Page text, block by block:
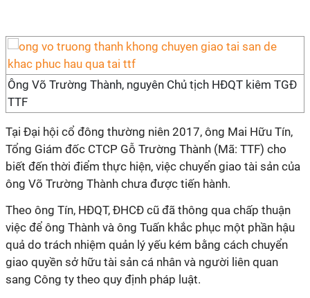
Ông Võ Trường Thành, nguyên Chủ tịch HĐQT kiêm TGĐ
TTF
Tại Đại hội cổ đông thường niên 2017, ông Mai Hữu Tín,
Tổng Giám đốc CTCP Gỗ Trường Thành (Mã: TTF) cho
biết đến thời điểm thực hiện, việc chuyển giao tài sản của
ông Võ Trường Thành chưa được tiến hành.
Theo ông Tín, HĐQT, ĐHCĐ cũ đã thông qua chấp thuận
việc để ông Thành và ông Tuấn khắc phục một phần hậu
quả do trách nhiệm quản lý yếu kém bằng cách chuyển
giao quyền sở hữu tài sản cá nhân và người liên quan
sang Công ty theo quy định pháp luật.